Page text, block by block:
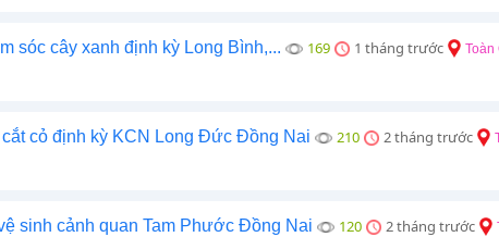
sóc cây xanh định kỳ Long Bình,... 169 1 tháng trước Toàn
cỏ định kỳ KCN Long Đức Đồng Nai 210 2 tháng trước
sinh cảnh quan Tam Phước Đồng Nai 120 2 tháng trước